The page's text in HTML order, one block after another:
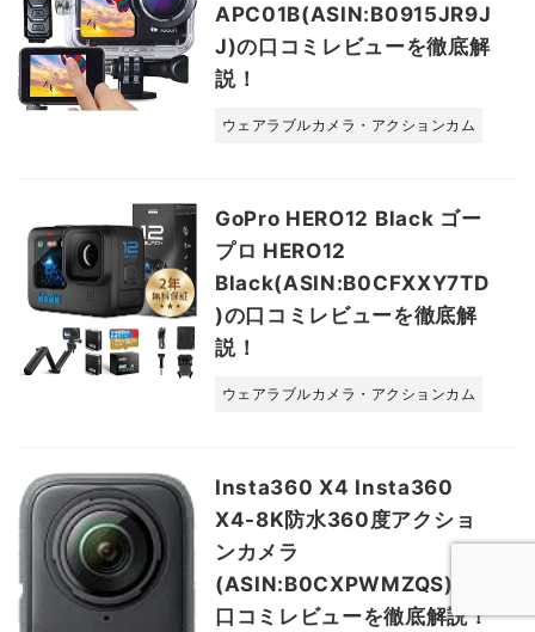
APC01B(ASIN:B0915JR9J
J)の口コミレビューを徹底解
説！
ウェアラブルカメラ・アクションカム
GoPro HERO12 Black ゴー
プロ HERO12
Black(ASIN:B0CFXXY7TD
)の口コミレビューを徹底解
説！
ウェアラブルカメラ・アクションカム
Insta360 X4 Insta360
X4-8K防水360度アクショ
ンカメラ
(ASIN:B0CXPWMZQS)の
口コミレビューを徹底解説！